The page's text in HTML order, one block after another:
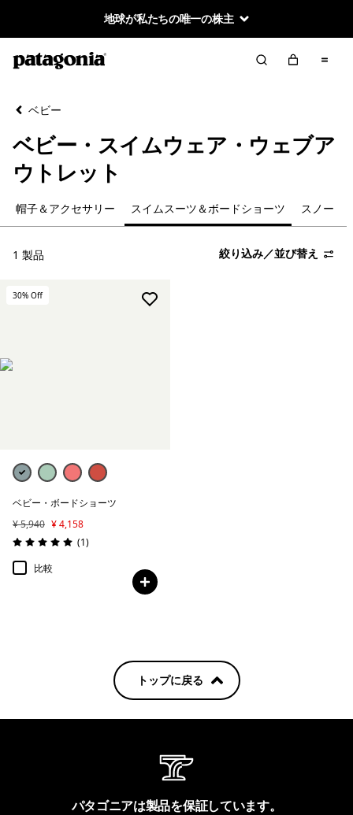
地球が私たちの唯一の株主
絞り込み／並び替え
絞り込み
カテゴリー
ジャケット＆ベスト
絞り込み
在庫のあるカラー
絞り込み
特長
ベビー
ベビー・スイムウェア・ウェブア
ウトレット
帽子＆アクセサリー スイムスーツ＆ボードショーツ スノー
1 製品 絞り込み／並び替え
30% Off
ベビー・ボードショーツ
¥ 5,940 ¥ 4,158
評価: 5.0 / 5
(1レビュー
)
比較
トップに戻る
パタゴニアは製品を保証しています。